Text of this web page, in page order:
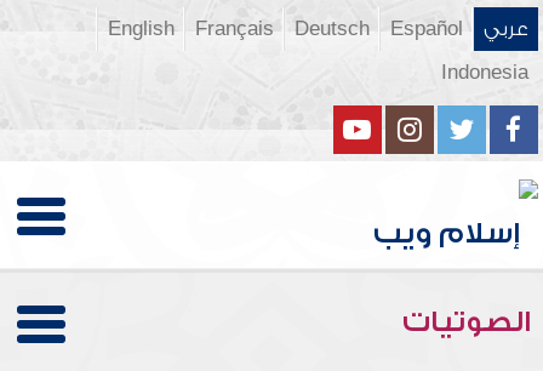
عربي Español
Deutsch
Français
English
Indonesia
الصوتيات